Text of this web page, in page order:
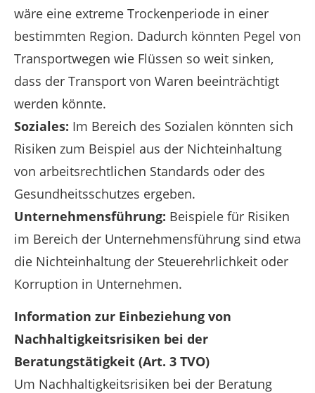
wäre eine extreme Trockenperiode in einer
bestimmten Region. Dadurch könnten Pegel von
Transportwegen wie Flüssen so weit sinken,
dass der Transport von Waren beeinträchtigt
werden könnte.
Soziales: Im Bereich des Sozialen könnten sich
Risiken zum Beispiel aus der Nichteinhaltung
von arbeitsrechtlichen Standards oder des
Gesundheitsschutzes ergeben.
Unternehmensführung: Beispiele für Risiken
im Bereich der Unternehmensführung sind etwa
die Nichteinhaltung der Steuerehrlichkeit oder
Korruption in Unternehmen.
Information zur Einbeziehung von
Nachhaltigkeitsrisiken bei der
Beratungstätigkeit (Art. 3 TVO)
Um Nachhaltigkeitsrisiken bei der Beratung